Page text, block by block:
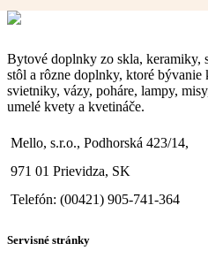
Bytové doplnky zo skla, keramiky,
stôl a rôzne doplnky, ktoré bývanie
svietniky, vázy, poháre, lampy,
umelé kvety a kvetináče.
Mello, s.r.o., Podhorská 423/14,
971 01 Prievidza, SK
Telefón: (00421) 905-741-364
Servisné stránky